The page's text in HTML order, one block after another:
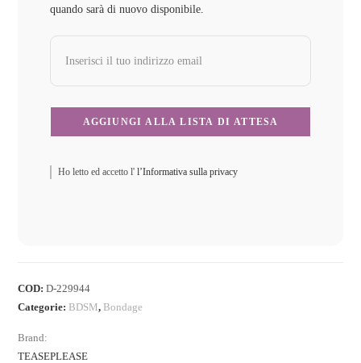
quando sarà di nuovo disponibile.
Ho letto ed accetto l' l’Informativa sulla privacy
COD:D-229944
Categorie: BDSM, Bondage
Brand:
TEASEPLEASE